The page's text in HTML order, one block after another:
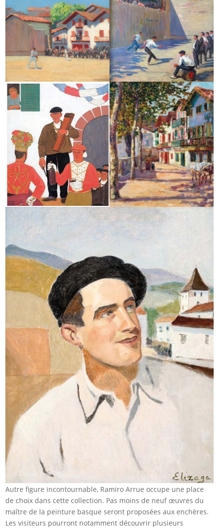
Autre figure incontournable, Ramiro Arrue occupe une place
de choix dans cette collection. Pas moins de neuf œuvres du
maître de la peinture basque seront proposées aux enchères.
Les visiteurs pourront notamment découvrir plusieurs